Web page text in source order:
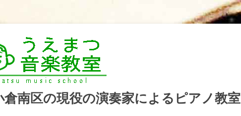
倉南区の現役の演奏家によるピアノ教室